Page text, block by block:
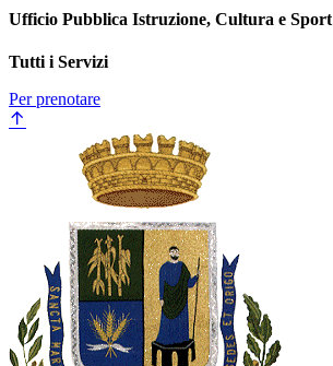
Ufficio Pubblica Istruzione, Cultura e Sport
Tutti i Servizi
Per prenotare